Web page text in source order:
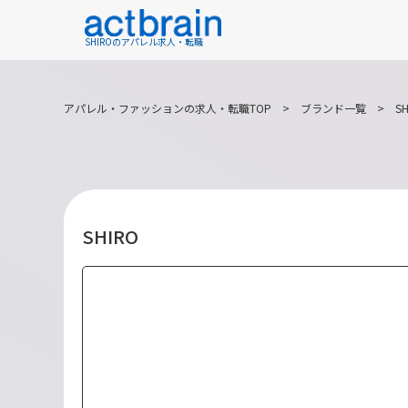
SHIROのアパレル求人・転職
アパレル・ファッションの求人・転職TOP > ブランド一覧>
SHIRO